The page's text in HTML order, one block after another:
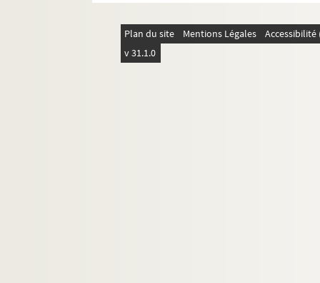
Plan du site Mentions Légales
v 31.1.0